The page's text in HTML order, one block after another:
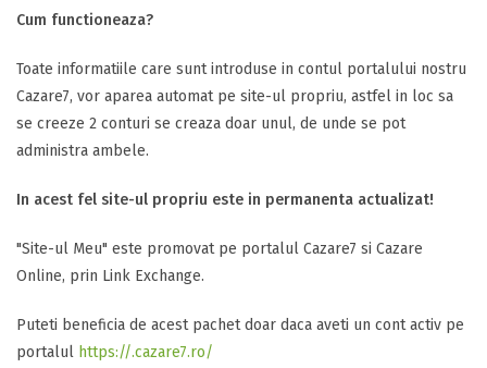
Cum functioneaza?
Toate informatiile care sunt introduse in contul portalului nostru
Cazare7, vor aparea automat pe site-ul propriu, astfel in loc sa
se creeze 2 conturi se creaza doar unul, de unde se pot
administra ambele.
In acest fel site-ul propriu este in permanenta actualizat!
"Site-ul Meu" este promovat pe portalul Cazare7 si Cazare
Online, prin Link Exchange.
Puteti beneficia de acest pachet doar daca aveti un cont activ pe
portalul https://.cazare7.ro/